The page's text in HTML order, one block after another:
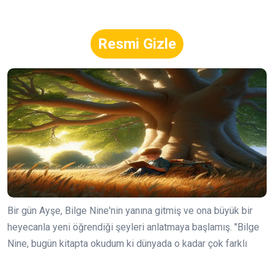
Resmi Gizle
Bir gün Ayşe, Bilge Nine'nin yanına gitmiş ve ona büyük bir
heyecanla yeni öğrendiği şeyleri anlatmaya başlamış. "Bilge
Nine, bugün kitapta okudum ki dünyada o kadar çok farklı